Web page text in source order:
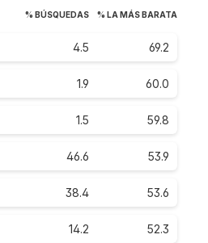
% BÚSQUEDAS % LA MÁS BARATA
4.5 69.2
1.9 60.0
1.5 59.8
46.6 53.9
38.4 53.6
14.2 52.3